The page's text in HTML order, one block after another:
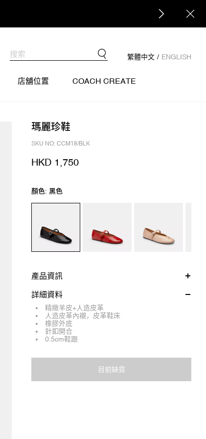
繁體中文 / ENGLISH
店舖位置 COACH CREATE
瑪麗珍鞋
SKU NO: CCM18/BLK
HKD 1,750
顏色: 黑色
產品資訊
詳細資料
精緻羊皮+人造皮革
人造皮革內襯，皮革鞋床
橡膠外底
針釦開合
0.5cm鞋跟
目前缺貨